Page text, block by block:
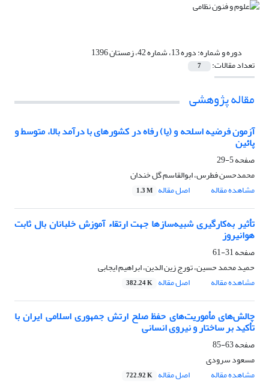
دوره و شماره:دوره 13، شماره 42، زمستان 1396
تعداد مقالات: 7
مقاله پژوهشی
آزمون فرضیه اسلحه و (یا) رفاه در کشورهای با درآمد بالا، متوسط و
پائین
صفحه5-29
محمدحسن فطرس، ابوالقاسم گل خندان
مشاهده مقاله
اصل مقاله 1.3 M
تأثیر به‌کارگیری شبیه‌سازها جهت ارﺗﻘاء آموزش خلبانان بال ثابت
هوانیروز
صفحه31-61
حمید محمد حسین، تورج زین الدین، ابراهیم ایجابی
مشاهده مقاله
اصل مقاله 382.24 K
چالش‌های مأموریت‌های حفظ صلح ارتش جمهوری اسلامی ایران با
تأکید بر ساختار و نیروی انسانی
صفحه63-85
مسعود سرودی
مشاهده مقاله
اصل مقاله 722.92 K